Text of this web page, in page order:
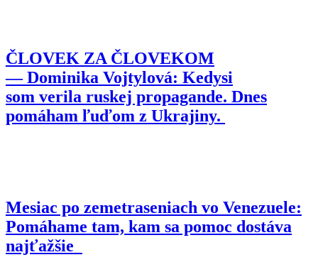
ČLOVEK ZA ČLOVEKOM
— Dominika Vojtylová: Kedysi
som verila ruskej propagande. Dnes
pomáham ľuďom z Ukrajiny.
Mesiac po zemetraseniach vo Venezuele:
Pomáhame tam, kam sa pomoc dostáva
najťažšie